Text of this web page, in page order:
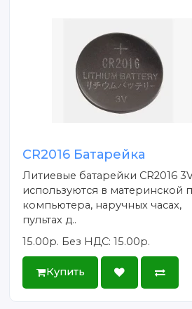
CR2016 Батарейка
Литиевые батарейки CR2016
используются в материнской
компьютера, наручных часах,
пультах д..
15.00р. Без НДС: 15.00р.
Купить